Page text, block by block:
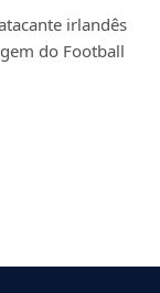
irlandês
do Football